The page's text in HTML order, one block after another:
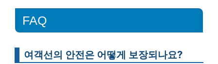
FAQ
여객선의 안전은 어떻게 보장되나요?